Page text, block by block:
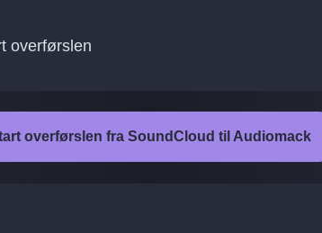
overførslen
overførslen fra SoundCloud til Audiomack